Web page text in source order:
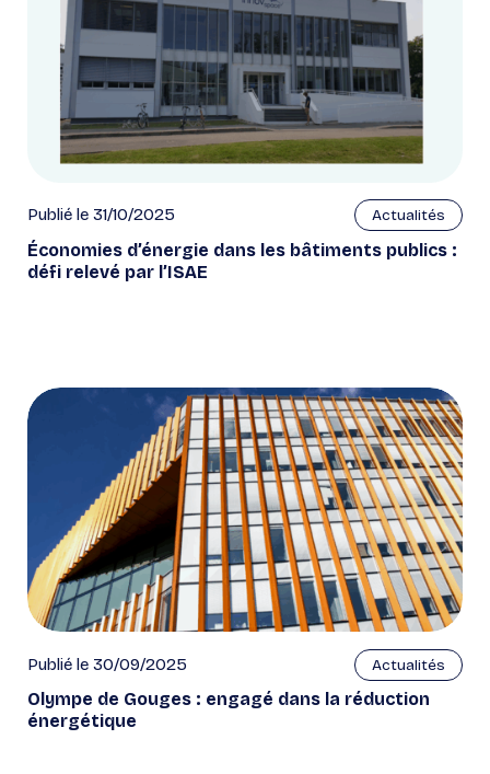
Publié le 31/10/2025 Actualités
Économies d’énergie dans les bâtiments publics :
défi relevé par l’ISAE
Publié le 30/09/2025 Actualités
Olympe de Gouges : engagé dans la réduction
énergétique